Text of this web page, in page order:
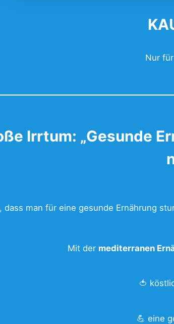
Nur
Irrtum: „Gesunde
dass man für eine gesunde Ernährung
Mit der mediterranen
🍅
💪 eine